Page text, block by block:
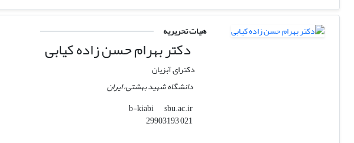
هیات تحریریه
دکتر بهرام حسن زاده کیابی
دکترای آبزیان
دانشگاه شهید بهشتی، ایران
b-kiabi
sbu.ac.ir